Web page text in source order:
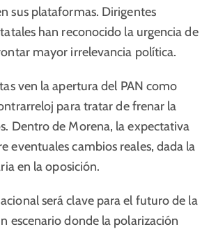
sus plataformas. Dirigentes
han reconocido la urgencia de
mayor irrelevancia política.
ven la apertura del PAN como
para tratar de frenar la
Dentro de Morena, la expectativa
eventuales cambios reales, dada la
en la oposición.
será clave para el futuro de la
escenario donde la polarización